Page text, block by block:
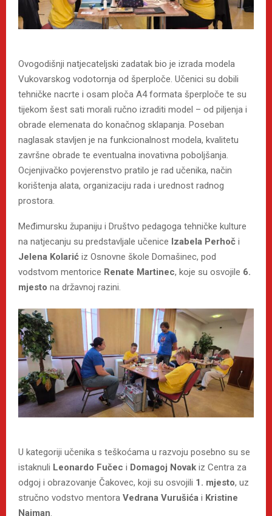
Ovogodišnji natjecateljski zadatak bio je izrada modela
Vukovarskog vodotornja od šperploče. Učenici su dobili
tehničke nacrte i osam ploča A4 formata šperploče te su
tijekom šest sati morali ručno izraditi model – od piljenja i
obrade elemenata do konačnog sklapanja. Poseban
naglasak stavljen je na funkcionalnost modela, kvalitetu
završne obrade te eventualna inovativna poboljšanja.
Ocjenjivačko povjerenstvo pratilo je rad učenika, način
korištenja alata, organizaciju rada i urednost radnog
prostora.
Međimursku županiju i Društvo pedagoga tehničke kulture
na natjecanju su predstavljale učenice Izabela Perhoč i
Jelena Kolarić iz Osnovne škole Domašinec, pod
vodstvom mentorice Renate Martinec, koje su osvojile 6.
mjesto na državnoj razini.
U kategoriji učenika s teškoćama u razvoju posebno su se
istaknuli Leonardo Fučec i Domagoj Novak iz Centra za
odgoj i obrazovanje Čakovec, koji su osvojili 1. mjesto, uz
stručno vodstvo mentora Vedrana Vurušića i Kristine
Najman.